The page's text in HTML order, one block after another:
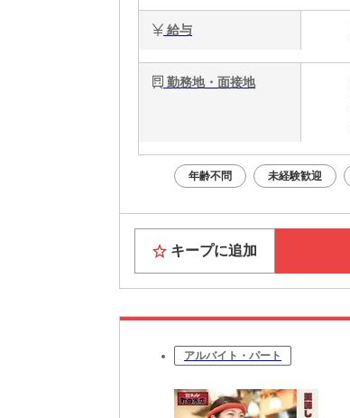
給与
勤務地・面接地
年齢不問 未経験歓迎
キープに追加
アルバイト・パート